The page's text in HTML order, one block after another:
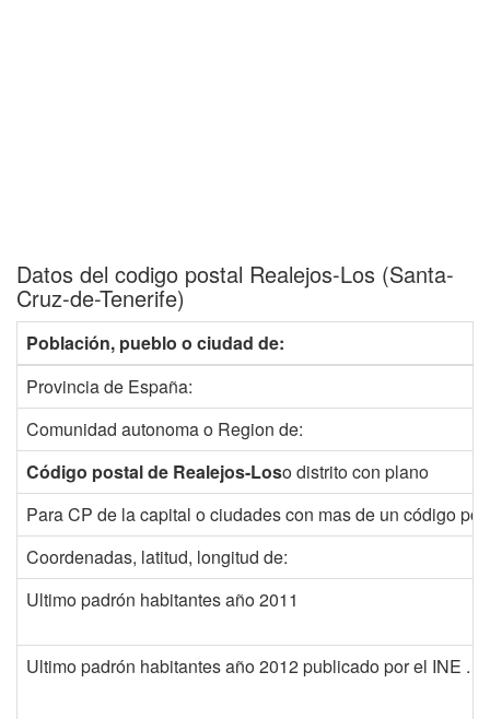
Datos del codigo postal Realejos-Los (Santa-
Cruz-de-Tenerife)
Población, pueblo o ciudad de:
Provincia de España:
Comunidad autonoma o Region de:
Código postal de Realejos-Loso distrito con plano
Para CP de la capital o ciudades con mas de un código
Coordenadas, latitud, longitud de:
Ultimo padrón habitantes año 2011
Ultimo padrón habitantes año 2012 publicado por el INE .